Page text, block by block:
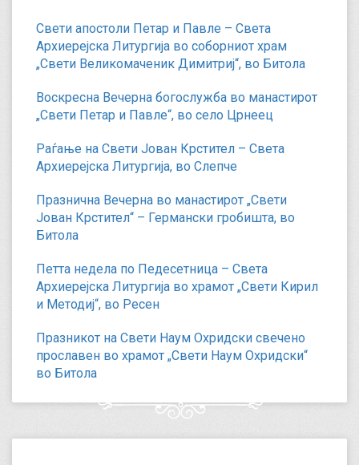
Свети апостоли Петар и Павле – Света
Архиерејска Литургија во соборниот храм
„Свети Великомаченик Димитриј“, во Битола
Воскресна Вечерна богослужба во манастирот
„Свети Петар и Павле“, во село Црнеец
Раѓање на Свети Јован Крстител – Света
Архиерејска Литургија, во Слепче
Празнична Вечерна во манастирот „Свети
Јован Крстител“ – Германски гробишта, во
Битола
Петта недела по Педесетница – Света
Архиерејска Литургија во храмот „Свети Кирил
и Методиј“, во Ресен
Празникот на Свети Наум Охридски свечено
прославен во храмот „Свети Наум Охридски“
во Битола